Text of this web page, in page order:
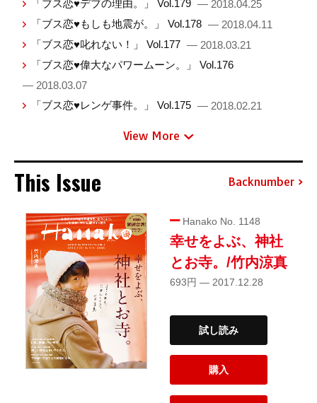
「ブス恋♥デブの理由。」 Vol.179 — 2018.04.25
「ブス恋♥もしも地震が。」 Vol.178 — 2018.04.11
「ブス恋♥叱れない！」 Vol.177 — 2018.03.21
「ブス恋♥偉大なパワームーン。」 Vol.176
— 2018.03.07
「ブス恋♥レンゲ事件。」 Vol.175 — 2018.02.21
View More
This Issue Backnumber
Hanako No. 1148
幸せをよぶ、神社
とお寺。/竹内涼真
693円 — 2017.12.28
試し読み
購入